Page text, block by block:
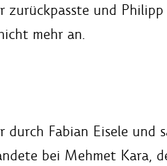
und
mehr an.
durch Fabian Eisele
bei Mehmet Kara,